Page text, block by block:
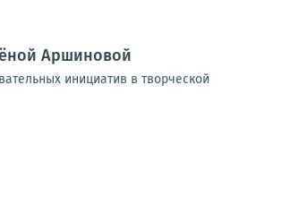
Аршиновой
инициатив в творческой